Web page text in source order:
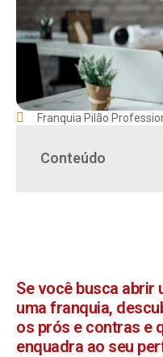
Franquia Pilão
Conteúdo
Se você busca abrir
uma franquia,
os prós e contras e
enquadra ao seu